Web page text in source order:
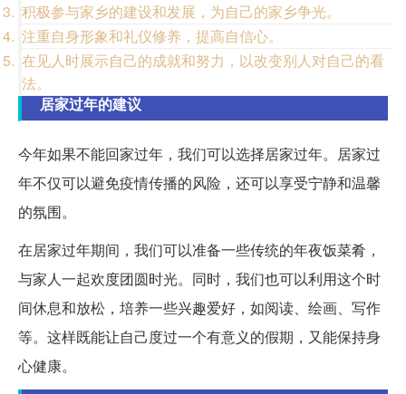
积极参与家乡的建设和发展，为自己的家乡争光。
注重自身形象和礼仪修养，提高自信心。
在见人时展示自己的成就和努力，以改变别人对自己的看
法。
居家过年的建议
今年如果不能回家过年，我们可以选择居家过年。居家过
年不仅可以避免疫情传播的风险，还可以享受宁静和温馨
的氛围。
在居家过年期间，我们可以准备一些传统的年夜饭菜肴，
与家人一起欢度团圆时光。同时，我们也可以利用这个时
间休息和放松，培养一些兴趣爱好，如阅读、绘画、写作
等。这样既能让自己度过一个有意义的假期，又能保持身
心健康。